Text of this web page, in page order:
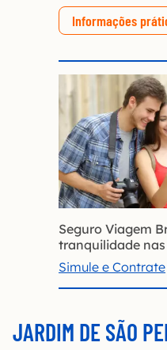
Informações
Seguro Viagem
tranquilidade
Simule e Contrate
JARDIM DE SÃO